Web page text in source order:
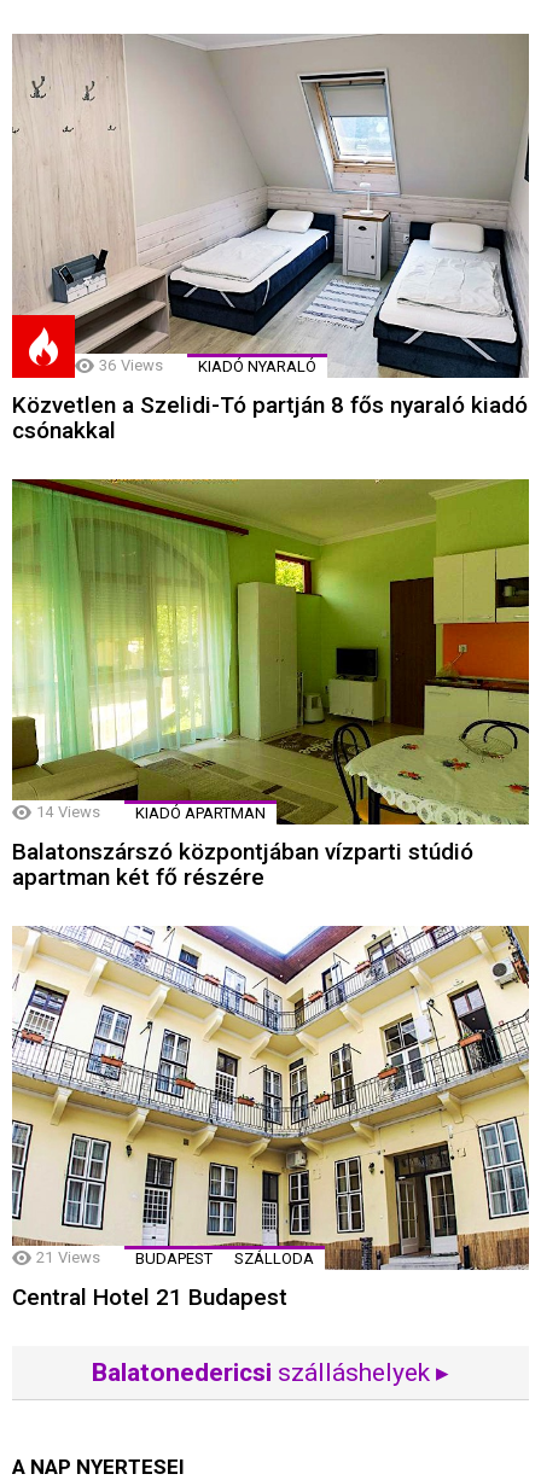
36 Views KIADÓ NYARALÓ
Közvetlen a Szelidi-Tó partján 8 fős nyaraló kiadó
csónakkal
14 Views KIADÓ APARTMAN
Balatonszárszó központjában vízparti stúdió
apartman két fő részére
21 Views BUDAPEST SZÁLLODA
Central Hotel 21 Budapest
Balatonedericsi szálláshelyek ▸
A NAP NYERTESEI